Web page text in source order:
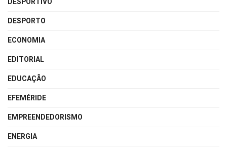
DESPORTO
ECONOMIA
EDITORIAL
EDUCAÇÃO
EFEMÉRIDE
EMPREENDEDORISMO
ENERGIA